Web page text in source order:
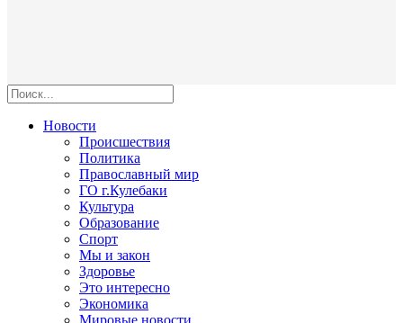
Новости
Происшествия
Политика
Православный мир
ГО г.Кулебаки
Культура
Образование
Спорт
Мы и закон
Здоровье
Это интересно
Экономика